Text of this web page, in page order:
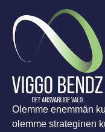
Olemme enemmän
olemme strateginen